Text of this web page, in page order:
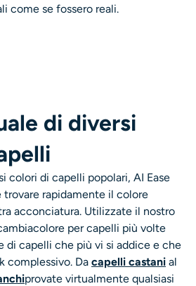
come se fossero reali.
di diversi
colori di capelli popolari, AI Ease
trovare rapidamente il colore
acconciatura. Utilizzate il nostro
per capelli più volte
di capelli che più vi si addice e che
complessivo. Da capelli castani al
provate virtualmente qualsiasi